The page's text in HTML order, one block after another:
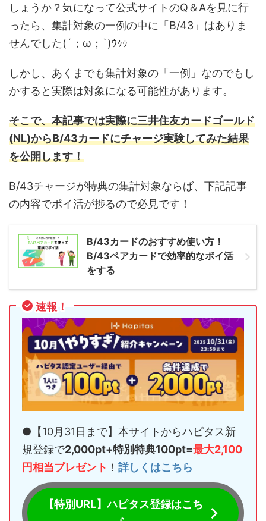
しょうか？気になって公式サイトのQ＆Aを見に行
ったら、集計対象の一例の中に「B/43」はありま
せんでした(´；ω；`)ｳｩｩ
しかし、あくまでも集計対象の「一例」なのでもし
かすると実際は対象になる可能性があります。
そこで、本記事では実際に三井住友カードゴールド
(NL)からB/43カードにチャージ実験してみた結果
を公開します！
B/43チャージが特典の集計対象ならば、下記記事
の内容でポイ活が捗るので必見です！
B/43カードのおすすめ使い方！
B/43ペアカードで効率的なポイ活
をする
速報！
●【10月31日まで】本サイトからハピタス新
規登録で2,000pt+特別特典100pt=最大2,100
円相当プレゼント ！ 詳しくはこちら
【特別URL】ハピタス登録はこち